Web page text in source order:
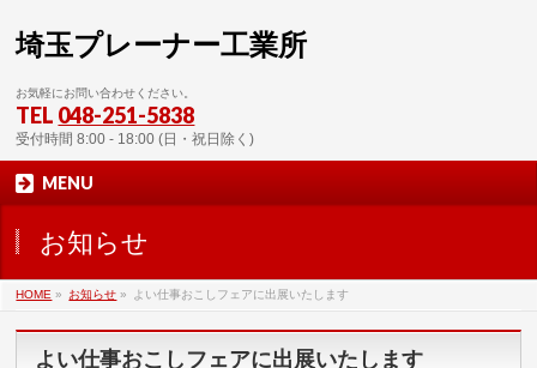
埼玉プレーナー工業所
お気軽にお問い合わせください。
TEL 048-251-5838
受付時間 8:00 - 18:00 (日・祝日除く)
MENU
お知らせ
HOME » お知らせ » よい仕事おこしフェアに出展いたします
よい仕事おこしフェアに出展いたします